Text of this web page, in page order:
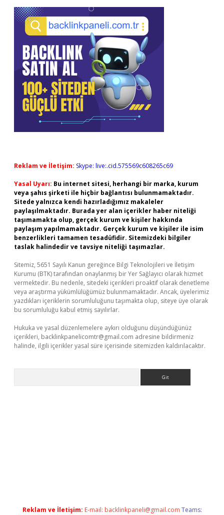
Reklam ve İletişim: Skype: live:.cid.575569c608265c69
Yasal Uyarı: Bu internet sitesi, herhangi bir marka, kurum
veya şahıs şirketi ile hiçbir bağlantısı bulunmamaktadır.
Sitede yalnızca kendi hazırladığımız makaleler
paylaşılmaktadır. Burada yer alan içerikler haber niteliği
taşımamakta olup, gerçek kurum ve kişiler hakkında
paylaşım yapılmamaktadır. Gerçek kurum ve kişiler ile isim
benzerlikleri tamamen tesadüfidir. Sitemizdeki bilgiler
taslak halindedir ve tavsiye niteliği taşımazlar.
Sitemiz, 5651 Sayılı Kanun gereğince Bilgi Teknolojileri ve İletişim
Kurumu (BTK) tarafından onaylanmış bir Yer Sağlayıcı olarak hizmet
vermektedir. Bu nedenle, sitedeki içerikleri proaktif olarak denetleme
veya araştırma yükümlülüğümüz bulunmamaktadır. Ancak, üyelerimiz
yazdıkları içeriklerin sorumluluğunu taşımakta olup, siteye üye olarak
bu sorumluluğu kabul etmiş sayılırlar.
Hukuka ve yasal düzenlemelere aykırı olduğunu düşündüğünüz
içerikleri, backlinkpanelicomtr@gmail.com adresine bildirmeniz
halinde, ilgili içerikler yasal süre içerisinde sitemizden kaldırılacaktır.
Reklam ve İletişim: E-mail: backlinkpaneli@gmail.com Teams: